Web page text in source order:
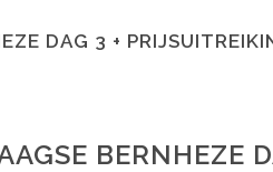
DAG 3 +
BERNHEZE